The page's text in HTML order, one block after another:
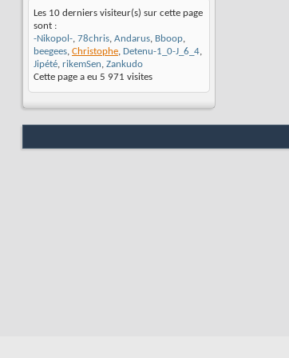
Les 10 derniers visiteur(s) sur cette page
sont :
-Nikopol-, 78chris, Andarus, Bboop,
beegees, Christophe, Detenu-1_0-J_6_4,
Jipété, rikemSen, Zankudo
Cette page a eu 5 971 visites